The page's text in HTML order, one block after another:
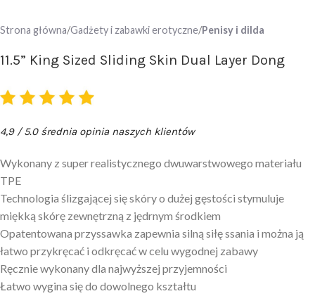
Strona główna Gadżety i zabawki erotyczne Penisy i dilda
11.5” King Sized Sliding Skin Dual Layer Dong
4,9 / 5.0 średnia opinia naszych klientów
Wykonany z super realistycznego dwuwarstwowego materiału
TPE
Technologia ślizgającej się skóry o dużej gęstości stymuluje
miękką skórę zewnętrzną z jędrnym środkiem
Opatentowana przyssawka zapewnia silną siłę ssania i można ją
łatwo przykręcać i odkręcać w celu wygodnej zabawy
Ręcznie wykonany dla najwyższej przyjemności
Łatwo wygina się do dowolnego kształtu